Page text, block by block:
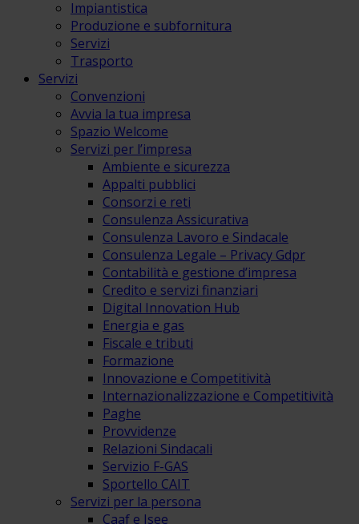
Impiantistica
Produzione e subfornitura
Servizi
Trasporto
Servizi
Convenzioni
Avvia la tua impresa
Spazio Welcome
Servizi per l’impresa
Ambiente e sicurezza
Appalti pubblici
Consorzi e reti
Consulenza Assicurativa
Consulenza Lavoro e Sindacale
Consulenza Legale – Privacy Gdpr
Contabilità e gestione d’impresa
Credito e servizi finanziari
Digital Innovation Hub
Energia e gas
Fiscale e tributi
Formazione
Innovazione e Competitività
Internazionalizzazione e Competitività
Paghe
Provvidenze
Relazioni Sindacali
Servizio F-GAS
Sportello CAIT
Servizi per la persona
Caaf e Isee